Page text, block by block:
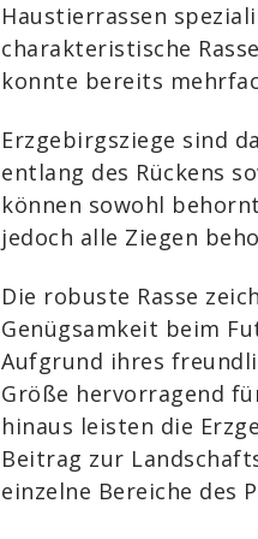
Haustierrassen
charakteristische
konnte bereits
Erzgebirgsziege sind
entlang des Rückens
können sowohl
jedoch alle Ziegen
Die robuste Rasse
Genügsamkeit beim
Aufgrund ihres
Größe hervorragend
hinaus leisten die
Beitrag zur
einzelne Bereiche des